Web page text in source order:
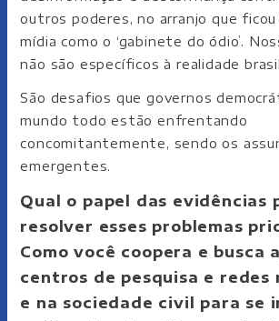
outros poderes, no arranjo que ficou
mídia como o ‘gabinete do ódio’.
não são específicos à realidade
São desafios que governos
mundo todo estão enfrentando
concomitantemente, sendo os
emergentes.
Qual o papel das evidências
resolver esses problemas
Como você coopera e busca
centros de pesquisa e redes
e na sociedade civil para se